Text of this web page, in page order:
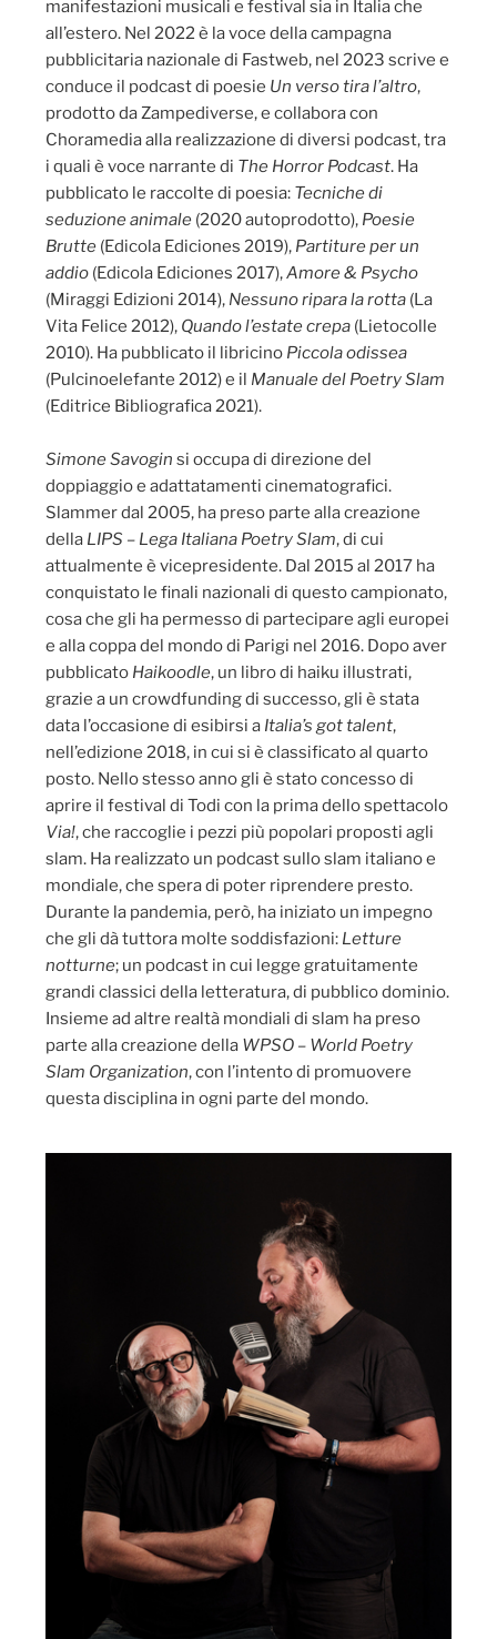
manifestazioni musicali e festival sia in Italia che
all’estero. Nel 2022 è la voce della campagna
pubblicitaria nazionale di Fastweb, nel 2023 scrive e
conduce il podcast di poesie Un verso tira l’altro,
prodotto da Zampediverse, e collabora con
Choramedia alla realizzazione di diversi podcast, tra
i quali è voce narrante di The Horror Podcast. Ha
pubblicato le raccolte di poesia: Tecniche di
seduzione animale(2020 autoprodotto), Poesie
Brutte(Edicola Ediciones 2019), Partiture per un
addio(Edicola Ediciones 2017),Amore & Psycho
(Miraggi Edizioni 2014), Nessuno ripara la rotta(La
Vita Felice 2012), Quando l’estate crepa(Lietocolle
2010). Ha pubblicato il libricino Piccola odissea
(Pulcinoelefante 2012) e il Manuale del Poetry Slam
(Editrice Bibliografica 2021).
Simone Savogin si occupa di direzione del
doppiaggio e adattatamenti cinematografici.
Slammer dal 2005, ha preso parte alla creazione
della LIPS – Lega Italiana Poetry Slam, di cui
attualmente è vicepresidente. Dal 2015 al 2017 ha
conquistato le finali nazionali di questo campionato,
cosa che gli ha permesso di partecipare agli europei
e alla coppa del mondo di Parigi nel 2016. Dopo aver
pubblicato Haikoodle, un libro di haiku illustrati,
grazie a un crowdfunding di successo, gli è stata
data l’occasione di esibirsi a Italia’s got talent,
nell’edizione 2018, in cui si è classificato al quarto
posto. Nello stesso anno gli è stato concesso di
aprire il festival di Todi con la prima dello spettacolo
Via!, che raccoglie i pezzi più popolari proposti agli
slam. Ha realizzato un podcast sullo slam italiano e
mondiale, che spera di poter riprendere presto.
Durante la pandemia, però, ha iniziato un impegno
che gli dà tuttora molte soddisfazioni: Letture
notturne; un podcast in cui legge gratuitamente
grandi classici della letteratura, di pubblico dominio.
Insieme ad altre realtà mondiali di slam ha preso
parte alla creazione della WPSO – World Poetry
Slam Organization, con l’intento di promuovere
questa disciplina in ogni parte del mondo.